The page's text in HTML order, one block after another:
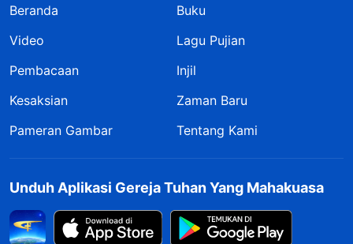
Beranda
Buku
Video
Lagu Pujian
Pembacaan
Injil
Kesaksian
Zaman Baru
Pameran Gambar
Tentang Kami
Unduh Aplikasi Gereja Tuhan Yang Mahakuasa